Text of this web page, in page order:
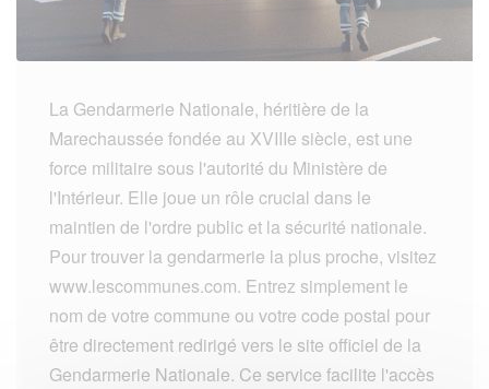
La Gendarmerie Nationale, héritière de la
Marechaussée fondée au XVIIIe siècle, est une
force militaire sous l'autorité du Ministère de
l'Intérieur. Elle joue un rôle crucial dans le
maintien de l'ordre public et la sécurité nationale.
Pour trouver la gendarmerie la plus proche, visitez
www.lescommunes.com. Entrez simplement le
nom de votre commune ou votre code postal pour
être directement redirigé vers le site officiel de la
Gendarmerie Nationale. Ce service facilite l'accès